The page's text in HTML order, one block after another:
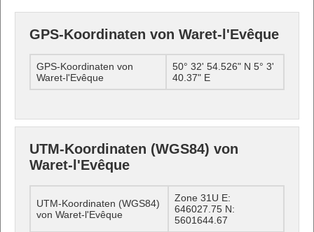
GPS-Koordinaten von Waret-l'Evêque
GPS-Koordinaten von
Waret-l'Evêque
50° 32' 54.526" N 5° 3'
40.37" E
UTM-Koordinaten (WGS84) von
Waret-l'Evêque
UTM-Koordinaten (WGS84)
von Waret-l'Evêque
Zone 31U E:
646027.75 N:
5601644.67